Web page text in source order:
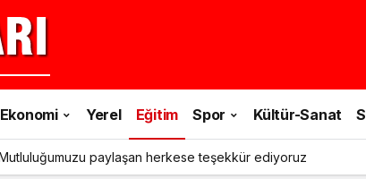
Ekonomi Yerel Eğitim Spor Kültür-Sanat
Mutluluğumuzu paylaşan herkese teşekkür ediyoruz